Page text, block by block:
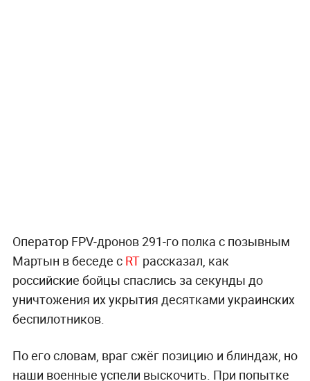
Оператор FPV-дронов 291-го полка с позывным
Мартын в беседе с RTрассказал, как
российские бойцы спаслись за секунды до
уничтожения их укрытия десятками украинских
беспилотников.
По его словам, враг сжёг позицию и блиндаж, но
наши военные успели выскочить. При попытке